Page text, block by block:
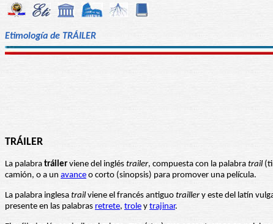
Etimología de TRÁILER
TRÁILER
La palabra tráiler viene del inglés trailer, compuesta con la palabra trail
camión, o a un avance o corto (sinopsis) para promover una película.
La palabra inglesa trail viene el francés antiguo traillery este del latín
presente en las palabras retrete, trole y trajinar.